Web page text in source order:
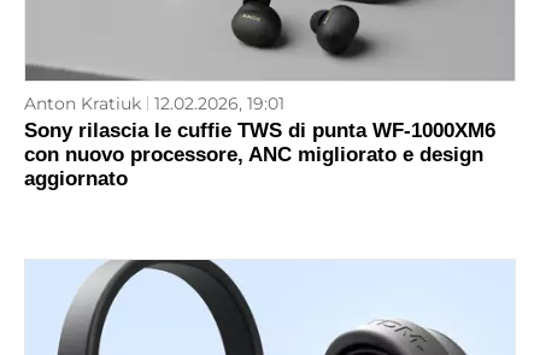
Anton Kratiuk 12.02.2026, 19:01
Sony rilascia le cuffie TWS di punta WF‑1000XM6
con nuovo processore, ANC migliorato e design
aggiornato